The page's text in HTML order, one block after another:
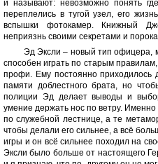
и называют: невозможно понять
переплелись в тугой узел, его
вспышки фотокамер. Книжный
неприязнь своими секретами и
Эд Эксли – новый тип офицера,
способен играть по старым
профи. Ему постоянно приходилось
памяти доблестного брата, но
полиции Эд делает выводы и
умение держать нос по ветру.
по служебной лестнице, а те
чтобы делали его сильнее, а всё
игры и он всё сильнее походил на
Эксли было больше от настоящего